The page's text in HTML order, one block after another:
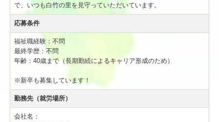
で、いつも白竹の里を見守っていただいています。
応募条件
福祉職経験：不問
最終学歴：不問
年齢：40歳まで（長期勤続によるキャリア形成のため）
※新卒も募集しています！
勤務先（就労場所）
会社名：